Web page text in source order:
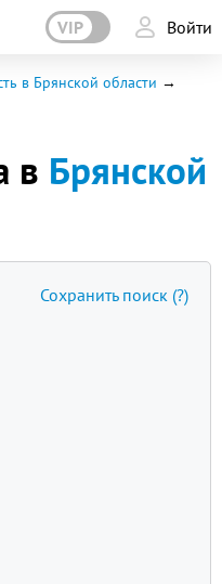
VIP Войти
в Брянской области
в Брянской
Сохранить поиск (?)